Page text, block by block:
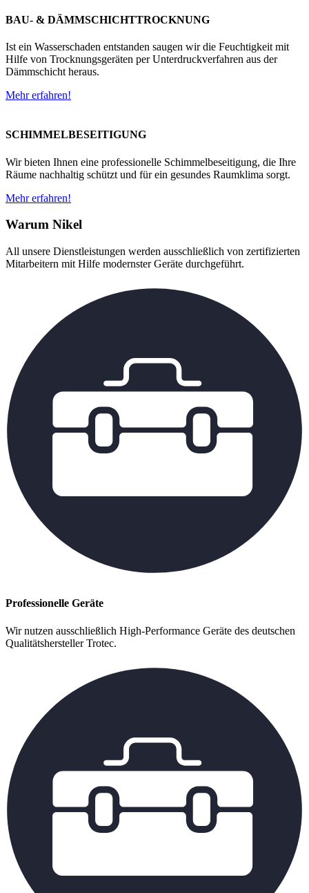
BAU- & DÄMMSCHICHTTROCKNUNG
Ist ein Wasserschaden entstanden saugen wir die Feuchtigkeit mit
Hilfe von Trocknungsgeräten per Unterdruckverfahren aus der
Dämmschicht heraus.
Mehr erfahren!
SCHIMMELBESEITIGUNG
Wir bieten Ihnen eine professionelle Schimmelbeseitigung, die Ihre
Räume nachhaltig schützt und für ein gesundes Raumklima sorgt.
Mehr erfahren!
Warum Nikel
All unsere Dienstleistungen werden ausschließlich von zertifizierten
Mitarbeitern mit Hilfe modernster Geräte durchgeführt.
Professionelle Geräte
Wir nutzen ausschließlich High-Performance Geräte des deutschen
Qualitätshersteller Trotec.